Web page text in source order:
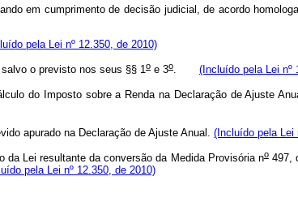
em cumprimento de decisão judicial, de acordo
pela Lei nº 12.350, de 2010)
o previsto nos seus §§ 1o e 3o. (Incluído pela Lei nº
do Imposto sobre a Renda na Declaração de Ajuste
apurado na Declaração de Ajuste Anual. (Incluído pela Lei
Lei resultante da conversão da Medida Provisória no497,
pela Lei nº 12.350, de 2010)